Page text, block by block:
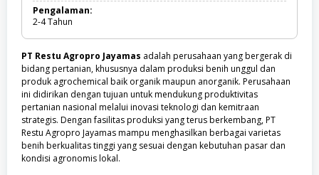
Pengalaman:
2-4Tahun
PT Restu Agropro Jayamas adalah perusahaan yang bergerak di
bidang pertanian, khususnya dalam produksi benih unggul dan
produk agrochemical baik organik maupun anorganik. Perusahaan
ini didirikan dengan tujuan untuk mendukung produktivitas
pertanian nasional melalui inovasi teknologi dan kemitraan
strategis. Dengan fasilitas produksi yang terus berkembang, PT
Restu Agropro Jayamas mampu menghasilkan berbagai varietas
benih berkualitas tinggi yang sesuai dengan kebutuhan pasar dan
kondisi agronomis lokal.